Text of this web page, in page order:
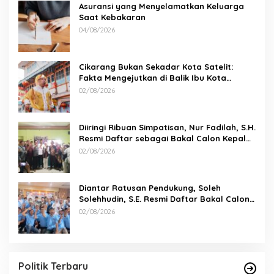
Asuransi yang Menyelamatkan Keluarga
Saat Kebakaran
04/08/2026
Cikarang Bukan Sekadar Kota Satelit:
Fakta Mengejutkan di Balik Ibu Kota
Industri Jawa…
02/08/2026
Diiringi Ribuan Simpatisan, Nur Fadilah, S.H.
Resmi Daftar sebagai Bakal Calon Kepala
Desa Sumbersari
02/08/2026
Diantar Ratusan Pendukung, Soleh
Solehhudin, S.E. Resmi Daftar Bakal Calon
Kepala Desa Karang Haur
02/08/2026
Politik Terbaru